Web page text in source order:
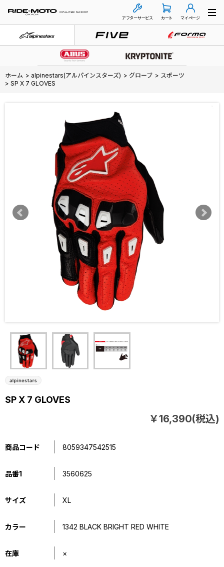
アフターサービス カート マイページ
ホーム > alpinestars(アルパインスターズ) > グローブ > スポーツ
> SP X 7 GLOVES
SP X 7 GLOVES
￥16,390(税込)
商品コード 8059347542515
品番1 3560625
サイズ XL
カラー 1342 BLACK BRIGHT RED WHITE
在庫 ×